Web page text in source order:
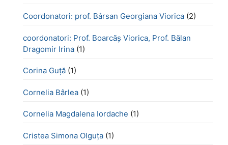
Coordonatori: prof. Bârsan Georgiana Viorica (2)
coordonatori: Prof. Boarcăș Viorica, Prof. Bălan
Dragomir Irina (1)
Corina Guță (1)
Cornelia Bârlea (1)
Cornelia Magdalena Iordache (1)
Cristea Simona Olguța (1)